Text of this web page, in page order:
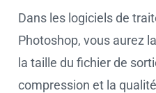
Dans les logiciels de
Photoshop, vous aurez
la taille du fichier de
compression et la